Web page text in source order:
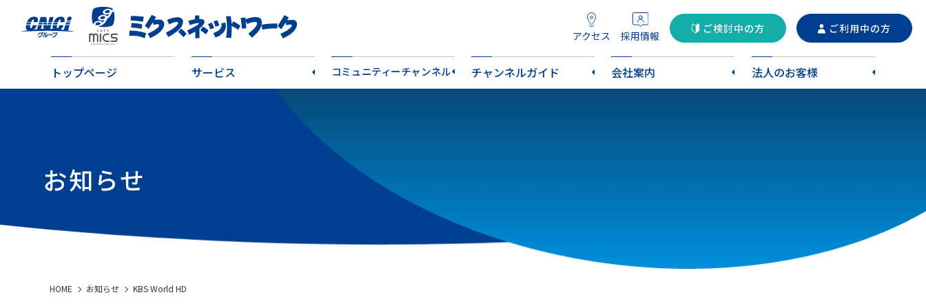
アクセス 採用情報
ご検討中の方 ご利用中の方
トップページ サービス コミュニティーチャンネル チャンネルガイド 会社案内 法人のお客様
お知らせ
HOME お知らせ KBS World HD